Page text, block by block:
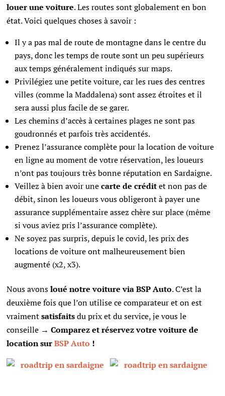
louer une voiture. Les routes sont globalement en bon
état. Voici quelques choses à savoir :
Il y a pas mal de route de montagne dans le centre du
pays, donc les temps de route sont un peu supérieurs
aux temps généralement indiqués sur maps.
Privilégiez une petite voiture, car les rues des centres
villes (comme la Maddalena) sont assez étroites et il
sera aussi plus facile de se garer.
Les chemins d’accès à certaines plages ne sont pas
goudronnés et parfois très accidentés.
Prenez l’assurance complète pour la location de voiture
en ligne au moment de votre réservation, les loueurs
n’ont pas toujours très bonne réputation en Sardaigne.
Veillez à bien avoir unecarte de créditet non pas de
débit, sinon les loueurs vous obligeront à payer une
assurance supplémentaire assez chère sur place (même
si vous aviez pris l’assurance complète).
Ne soyez pas surpris, depuis le covid, les prix des
locations de voiture ont malheureusement bien
augmenté (x2, x3).
Nous avonsloué notre voiture via BSP Auto. C’est la
deuxième fois que l’on utilise ce comparateur et on est
vraimentsatisfaitsdu prix et du service, je vous le
conseille →Comparez et réservez votre voiture de
location surBSP Auto !